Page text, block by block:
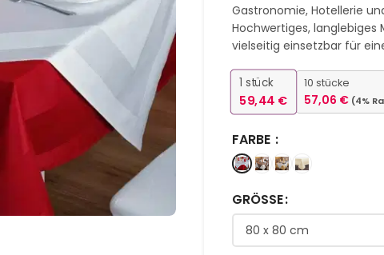
Gastronomie, Hotellerie
Hochwertiges,
vielseitig einsetzbar für
1 stück
59,44 €
10 stücke
57,06 € (4%
FARBE
GRÖSSE